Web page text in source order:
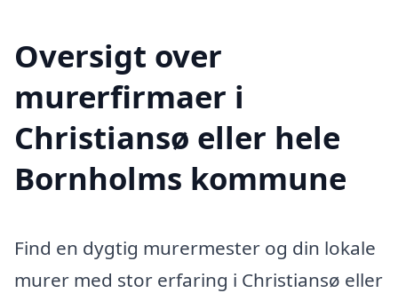
Oversigt over
murerfirmaer i
Christiansø eller hele
Bornholms kommune
Find en dygtig murermester og din lokale
murer med stor erfaring i Christiansø eller